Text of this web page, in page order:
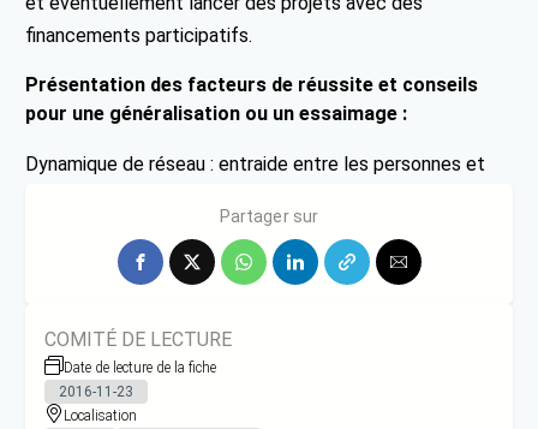
financements participatifs.
Présentation des facteurs de réussite et conseils
pour une généralisation ou un essaimage :
Dynamique de réseau : entraide entre les personnes et
Partager sur
COMITÉ DE LECTURE
Date de lecture de la fiche
2016-11-23
Localisation